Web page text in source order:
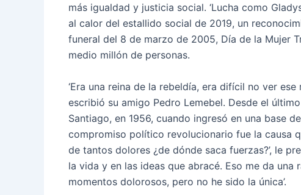
más igualdad y justicia social. ‘Lucha como
al calor del estallido social de 2019, un
funeral del 8 de marzo de 2005, Día de la Mujer
medio millón de personas.
‘Era una reina de la rebeldía, era difícil no ver
escribió su amigo Pedro Lemebel. Desde el
Santiago, en 1956, cuando ingresó en una base
compromiso político revolucionario fue la causa
de tantos dolores ¿de dónde saca fuerzas?’, le
la vida y en las ideas que abracé. Eso me da
momentos dolorosos, pero no he sido la única’.